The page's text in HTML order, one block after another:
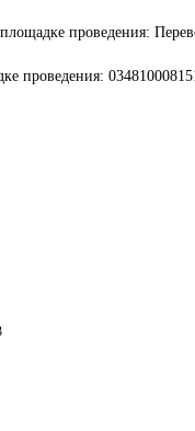
проведения:
проведения: